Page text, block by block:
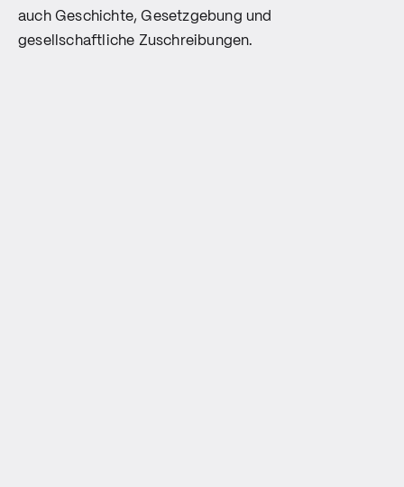
auch Geschichte, Gesetzgebung und
gesellschaftliche Zuschreibungen.